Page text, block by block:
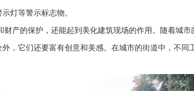
灯等警示标志物。
财产的保护，还能起到美化建筑现场的作用。随着城
，它们还要富有创意和美感。在城市的街道中，不同